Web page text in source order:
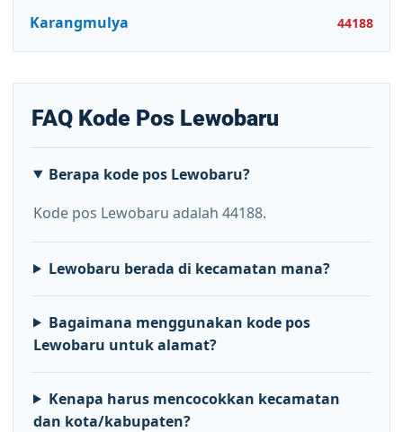
Karangmulya 44188
FAQ Kode Pos Lewobaru
Berapa kode pos Lewobaru?
Kode pos Lewobaru adalah 44188.
Lewobaru berada di kecamatan mana?
Bagaimana menggunakan kode pos
Lewobaru untuk alamat?
Kenapa harus mencocokkan kecamatan
dan kota/kabupaten?